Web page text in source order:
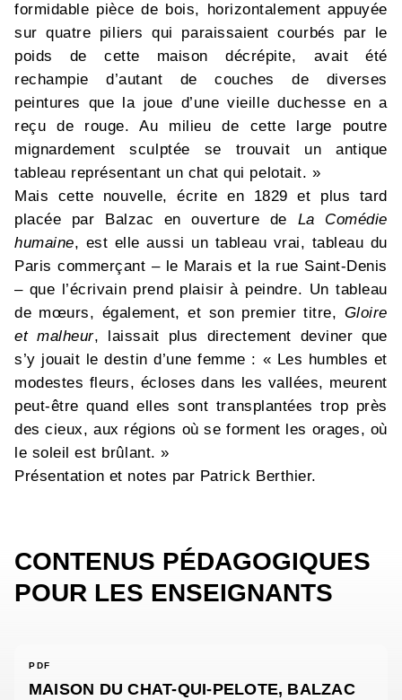
formidable pièce de bois, horizontalement appuyée
sur quatre piliers qui paraissaient courbés par le
poids de cette maison décrépite, avait été
rechampie d’autant de couches de diverses
peintures que la joue d’une vieille duchesse en a
reçu de rouge. Au milieu de cette large poutre
mignardement sculptée se trouvait un antique
tableau représentant un chat qui pelotait. »
Mais cette nouvelle, écrite en 1829 et plus tard
placée par Balzac en ouverture de La Comédie
humaine, est elle aussi un tableau vrai, tableau du
Paris commerçant – le Marais et la rue Saint-Denis
– que l’écrivain prend plaisir à peindre. Un tableau
de mœurs, également, et son premier titre, Gloire
et malheur, laissait plus directement deviner que
s’y jouait le destin d’une femme : « Les humbles et
modestes fleurs, écloses dans les vallées, meurent
peut-être quand elles sont transplantées trop près
des cieux, aux régions où se forment les orages, où
le soleil est brûlant. »
Présentation et notes par Patrick Berthier.
CONTENUS PÉDAGOGIQUES
POUR LES ENSEIGNANTS
PDF
MAISON DU CHAT-QUI-PELOTE, BALZAC